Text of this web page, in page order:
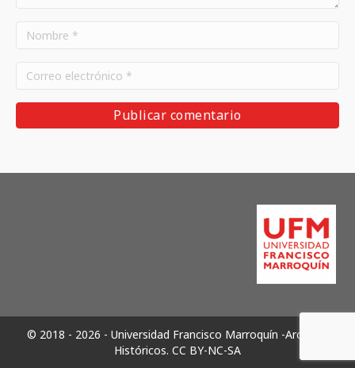
© 2018 - 2026 - Universidad Francisco Marroquín -Archivos
Históricos. CC BY-NC-SA